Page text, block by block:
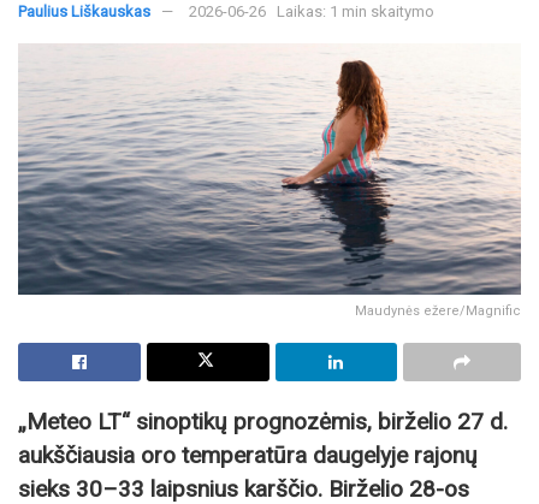
Paulius Liškauskas 2026-06-26 Laikas: 1 min skaitymo
Maudynės ežere/Magnific
„Meteo LT“ sinoptikų prognozėmis, birželio 27 d.
aukščiausia oro temperatūra daugelyje rajonų
sieks 30–33 laipsnius karščio. Birželio 28-os